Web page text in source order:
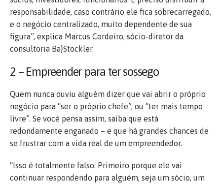
responsabilidade, caso contrário ele fica sobrecarregado,
e o negócio centralizado, muito dependente de sua
figura”, explica Marcus Cordeiro, sócio-diretor da
consultoria Ba}Stockler.
2 – Empreender para ter sossego
Quem nunca ouviu alguém dizer que vai abrir o próprio
negócio para “ser o próprio chefe”, ou “ter mais tempo
livre”. Se você pensa assim, saiba que está
redondamente enganado – e que há grandes chances de
se frustrar com a vida real de um empreendedor.
“Isso é totalmente falso. Primeiro porque ele vai
continuar respondendo para alguém, seja um sócio, um